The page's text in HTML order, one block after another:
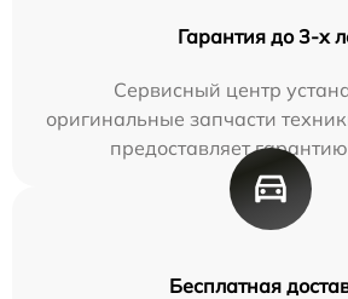
Гарантия до 3-х
Сервисный центр
оригинальные запчасти
предоставляет
Бесплатная